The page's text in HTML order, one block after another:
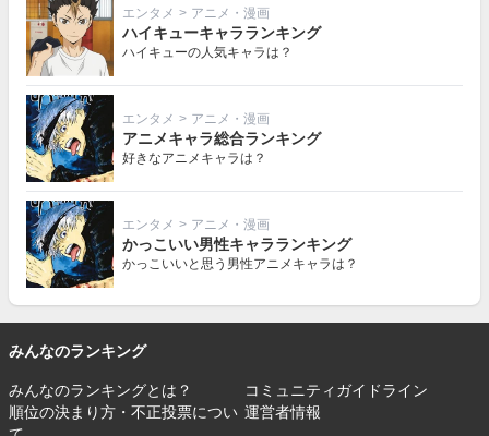
エンタメ > アニメ・漫画
ハイキューキャラランキング
ハイキューの人気キャラは？
エンタメ > アニメ・漫画
アニメキャラ総合ランキング
好きなアニメキャラは？
エンタメ > アニメ・漫画
かっこいい男性キャラランキング
かっこいいと思う男性アニメキャラは？
みんなのランキング
みんなのランキングとは？
コミュニティガイドライン
順位の決まり方・不正投票につい 運営者情報